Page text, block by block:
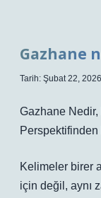
Gazhane
Tarih: Şubat 22, 2026
Gazhane
Kelimeler birer
için değil, aynı